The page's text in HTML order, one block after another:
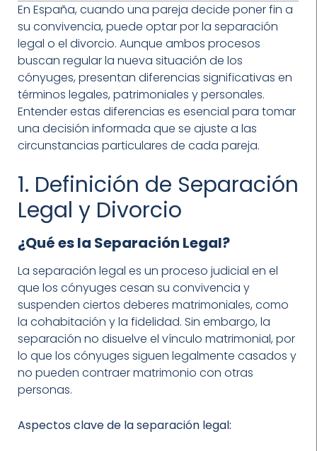
En España, cuando una pareja decide poner fin a
su convivencia, puede optar por la separación
legal o el divorcio. Aunque ambos procesos
buscan regular la nueva situación de los
cónyuges, presentan diferencias significativas en
términos legales, patrimoniales y personales.
Entender estas diferencias es esencial para tomar
una decisión informada que se ajuste a las
circunstancias particulares de cada pareja.
1. Definición de Separación
Legal y Divorcio
¿Qué es la Separación Legal?
La separación legal es un proceso judicial en el
que los cónyuges cesan su convivencia y
suspenden ciertos deberes matrimoniales, como
la cohabitación y la fidelidad. Sin embargo, la
separación no disuelve el vínculo matrimonial, por
lo que los cónyuges siguen legalmente casados y
no pueden contraer matrimonio con otras
personas.
Aspectos clave de la separación legal: